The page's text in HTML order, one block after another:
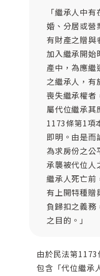
「繼承人中
婚、分居或營
有財產之贈與
加入繼承開始
產中，為應繼
之繼承人，有
喪失繼承權者
屬代位繼承其
1173條第1項
即明。由是而
為求房份之公
承襲被代位人
繼承人死亡前
有上開特種贈
負歸扣之義務
之目的。」
由於民法第
包含「代位繼承